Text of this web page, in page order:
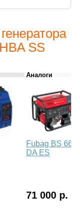
SS
Аналоги
Fubag BS
DA ES
71 000 р.